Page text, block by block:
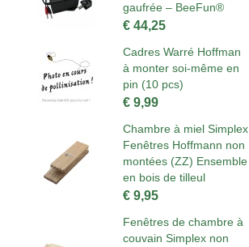
gaufrée – BeeFun®
€ 44,25
Cadres Warré Hoffman
à monter soi-même en
pin (10 pcs)
€ 9,99
Chambre à miel Simplex
Fenêtres Hoffmann non
montées (ZZ) Ensemble
en bois de tilleul
€ 9,95
Fenêtres de chambre à
couvain Simplex non